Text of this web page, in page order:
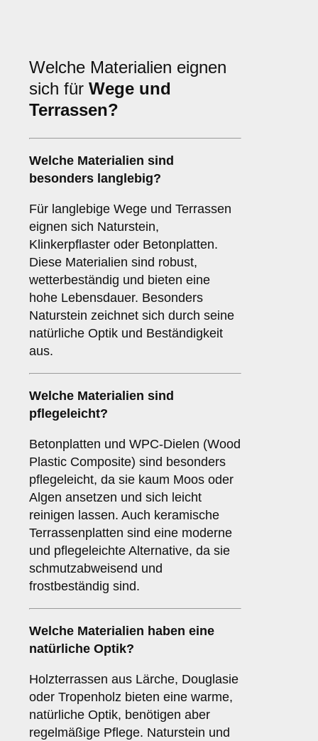
Welche Materialien eignen
sich für Wege und
Terrassen?
Welche Materialien sind
besonders langlebig?
Für langlebige Wege und Terrassen
eignen sich Naturstein,
Klinkerpflaster oder Betonplatten.
Diese Materialien sind robust,
wetterbeständig und bieten eine
hohe Lebensdauer. Besonders
Naturstein zeichnet sich durch seine
natürliche Optik und Beständigkeit
aus.
Welche Materialien sind
pflegeleicht?
Betonplatten und WPC-Dielen (Wood
Plastic Composite) sind besonders
pflegeleicht, da sie kaum Moos oder
Algen ansetzen und sich leicht
reinigen lassen. Auch keramische
Terrassenplatten sind eine moderne
und pflegeleichte Alternative, da sie
schmutzabweisend und
frostbeständig sind.
Welche Materialien haben eine
natürliche Optik?
Holzterrassen aus Lärche, Douglasie
oder Tropenholz bieten eine warme,
natürliche Optik, benötigen aber
regelmäßige Pflege. Naturstein und